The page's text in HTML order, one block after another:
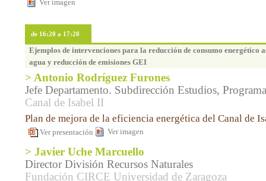
Ver imagen
de 16:20 a 17:20
Ejemplos de intervenciones para la reducción de consumo energético
agua y reducción de emisiones GEI
> Antonio Rodríguez Furones
Jefe Departamento. Subdirección Estudios,
Canal de Isabel II
Plan de mejora de la eficiencia energética del Canal de
Ver presentación Ver imagen
> Javier Uche Marcuello
Director División Recursos Naturales
Fundación CIRCE Universidad de Zaragoza